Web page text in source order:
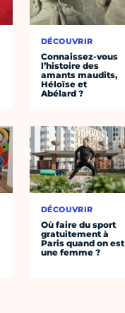
DÉCOUVRIR
Connaissez-vous
l’histoire des
amants maudits,
Héloïse et
Abélard ?
DÉCOUVRIR
Où faire du sport
gratuitement à
Paris quand on est
une femme ?